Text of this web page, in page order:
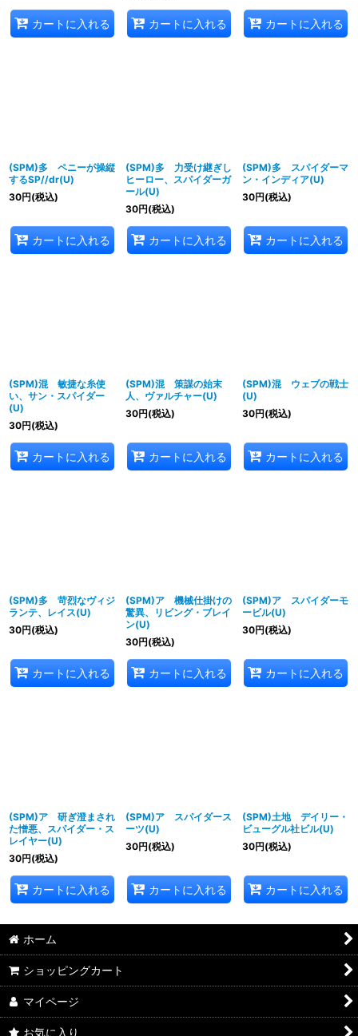
カートに入れる カートに入れる カートに入れる
(SPM)多 ペニーが操縦
するSP//dr(U)
30円(税込)
カートに入れる
(SPM)多 力受け継ぎし
ヒーロー、スパイダーガ
ール(U)
30円(税込)
カートに入れる
(SPM)多 スパイダーマ
ン・インディア(U)
30円(税込)
カートに入れる
(SPM)混 敏捷な糸使
い、サン・スパイダー
(U)
30円(税込)
カートに入れる
(SPM)混 策謀の始末
人、ヴァルチャー(U)
30円(税込)
カートに入れる
(SPM)混 ウェブの戦士
(U)
30円(税込)
カートに入れる
(SPM)多 苛烈なヴィジ
ランテ、レイス(U)
30円(税込)
カートに入れる
(SPM)ア 機械仕掛けの
驚異、リビング・ブレイ
ン(U)
30円(税込)
カートに入れる
(SPM)ア スパイダーモ
ービル(U)
30円(税込)
カートに入れる
(SPM)ア 研ぎ澄まされ
た憎悪、スパイダー・ス
レイヤー(U)
30円(税込)
カートに入れる
(SPM)ア スパイダース
ーツ(U)
30円(税込)
カートに入れる
(SPM)土地 デイリー・
ビューグル社ビル(U)
30円(税込)
カートに入れる
ホーム
ショッピングカート
マイページ
お気に入り